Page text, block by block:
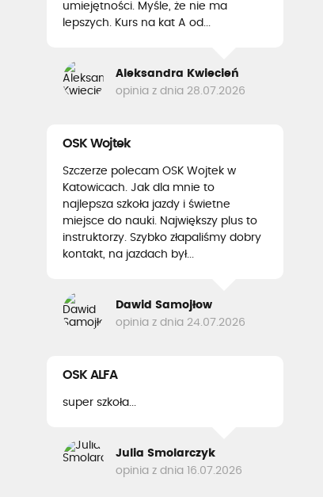
umiejętności. Myśle, że nie ma
lepszych. Kurs na kat A od...
Aleksandra Kwiecień
opinia z dnia 28.07.2026
OSK Wojtek
Szczerze polecam OSK Wojtek w
Katowicach. Jak dla mnie to
najlepsza szkoła jazdy i świetne
miejsce do nauki. Największy plus to
instruktorzy. Szybko złapaliśmy dobry
kontakt, na jazdach był...
Dawid Samojłow
opinia z dnia 24.07.2026
OSK ALFA
super szkoła...
Julia Smolarczyk
opinia z dnia 16.07.2026